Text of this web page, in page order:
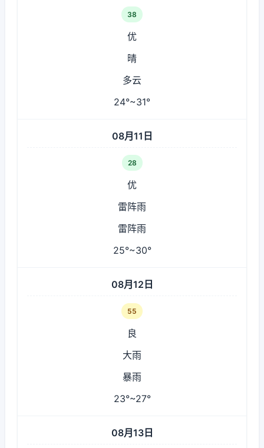
38
优
晴
多云
24°~31°
08月11日
28
优
雷阵雨
雷阵雨
25°~30°
08月12日
55
良
大雨
暴雨
23°~27°
08月13日